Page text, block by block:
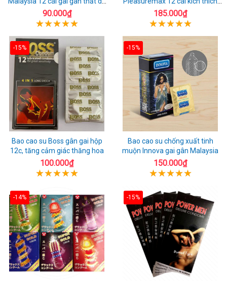
sử dụng
90.000₫
tăng khoái cảm
185.000₫
-15%
Bao cao su Boss gân gai hộp
12c, tăng cảm giác thăng hoa
100.000₫
-15%
Bao cao su chống xuất tinh
muộn Innova gai gân Malaysia
150.000₫
-14% -15%